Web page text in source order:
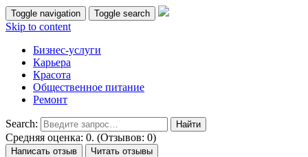
Toggle navigation Toggle search
Skip to content
Бизнес-услуги
Карьера
Красота
Общественное питание
Ремонт
Search:
Средняя оценка: 0. (Отзывов: 0)
Написать отзыв Читать отзывы